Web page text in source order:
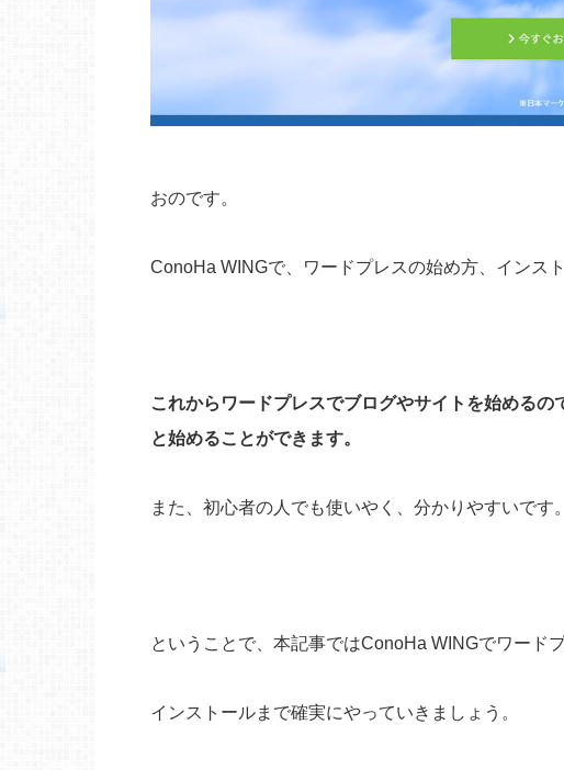
おのです。
ConoHa WINGで、ワードプレスの始め方、インス
これからワードプレスでブログやサイトを始める
と始めることができます。
また、初心者の人でも使いやく、分かりやすいです。
ということで、本記事ではConoHa WINGでワード
インストールまで確実にやっていきましょう。